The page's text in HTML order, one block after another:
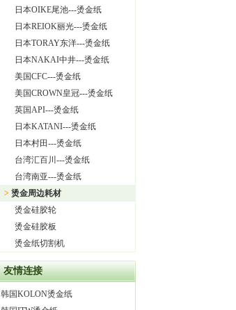
日本OIKE尾池---烫金纸
日本REIOK丽光---烫金纸
日本TORAY东洋---烫金纸
日本NAKAI中井---烫金纸
美国CFC---烫金纸
美国CROWN皇冠---烫金纸
英国API---烫金纸
日本KATANI---烫金纸
日本村田---烫金纸
台湾汇百川---烫金纸
台湾南亚---烫金纸
> 烫金周边耗材
烫金硅胶轮
烫金硅胶板
烫金纸切割机
友情连接
韩国KOLON烫金纸